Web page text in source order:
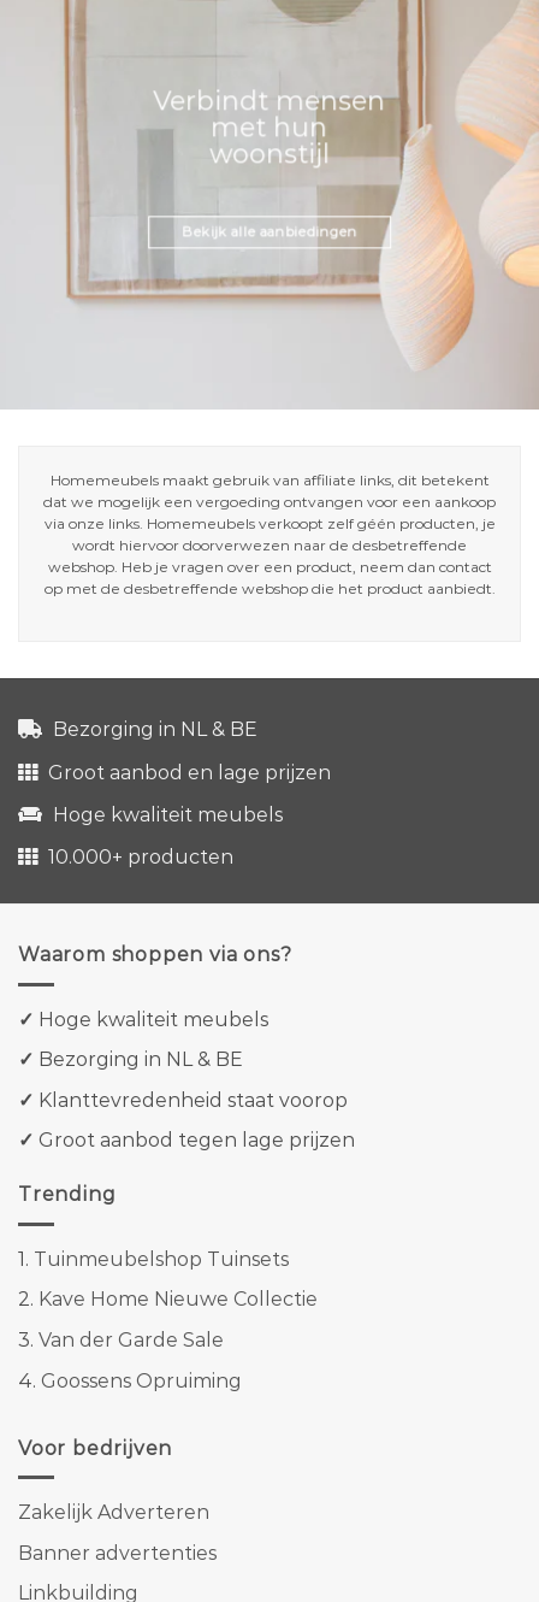
Verbindt mensen
met hun
woonstijl
Bekijk alle aanbiedingen
Homemeubels maakt gebruik van affiliate links, dit betekent
dat we mogelijk een vergoeding ontvangen voor een aankoop
via onze links. Homemeubels verkoopt zelf géén producten, je
wordt hiervoor doorverwezen naar de desbetreffende
webshop. Heb je vragen over een product, neem dan contact
op met de desbetreffende webshop die het product aanbiedt.
Bezorging in NL & BE
Groot aanbod en lage prijzen
Hoge kwaliteit meubels
10.000+ producten
Waarom shoppen via ons?
✓ Hoge kwaliteit meubels
✓ Bezorging in NL & BE
✓ Klanttevredenheid staat voorop
✓ Groot aanbod tegen lage prijzen
Trending
1. Tuinmeubelshop Tuinsets
2. Kave Home Nieuwe Collectie
3. Van der Garde Sale
4. Goossens Opruiming
Voor bedrijven
Zakelijk Adverteren
Banner advertenties
Linkbuilding